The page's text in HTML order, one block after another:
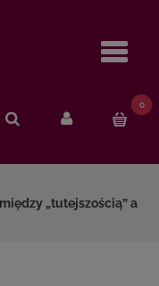
0
„tutejszością” a